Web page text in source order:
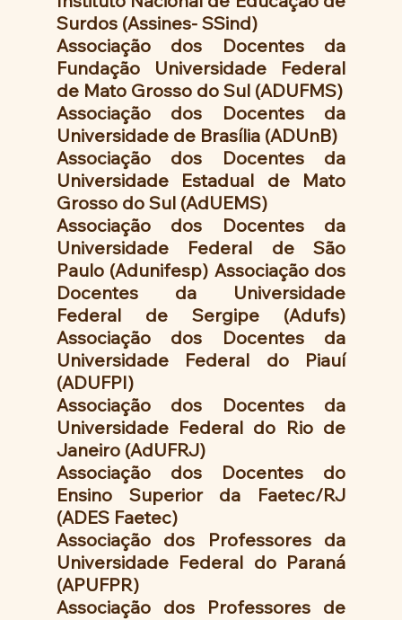
Surdos (Assines- SSind)
Associação dos Docentes da
Fundação Universidade Federal
de Mato Grosso do Sul (ADUFMS)
Associação dos Docentes da
Universidade de Brasília (ADUnB)
Associação dos Docentes da
Universidade Estadual de Mato
Grosso do Sul (AdUEMS)
Associação dos Docentes da
Universidade Federal de São
Paulo (Adunifesp) Associação dos
Docentes da Universidade
Federal de Sergipe (Adufs)
Associação dos Docentes da
Universidade Federal do Piauí
(ADUFPI)
Associação dos Docentes da
Universidade Federal do Rio de
Janeiro (AdUFRJ)
Associação dos Docentes do
Ensino Superior da Faetec/RJ
(ADES Faetec)
Associação dos Professores da
Universidade Federal do Paraná
(APUFPR)
Associação dos Professores de